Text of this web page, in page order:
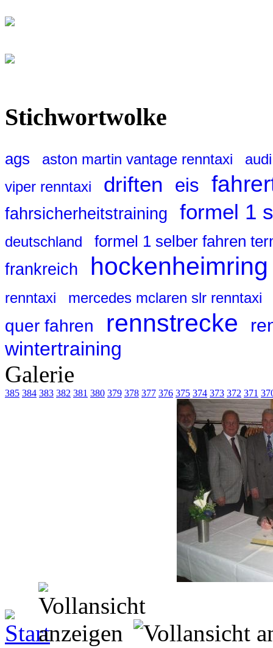
Stichwortwolke
ags aston martin vantage renntaxi
viper renntaxi
driften eis
fahrsicherheitstraining formel 1
deutschland formel 1 selber fahren
frankreich hockenheimring
renntaxi mercedes mclaren slr renntaxi
quer fahren rennstrecke
wintertraining
Galerie
385 384 383 382 381 380 379 378 377 376 375 374 373 372 371